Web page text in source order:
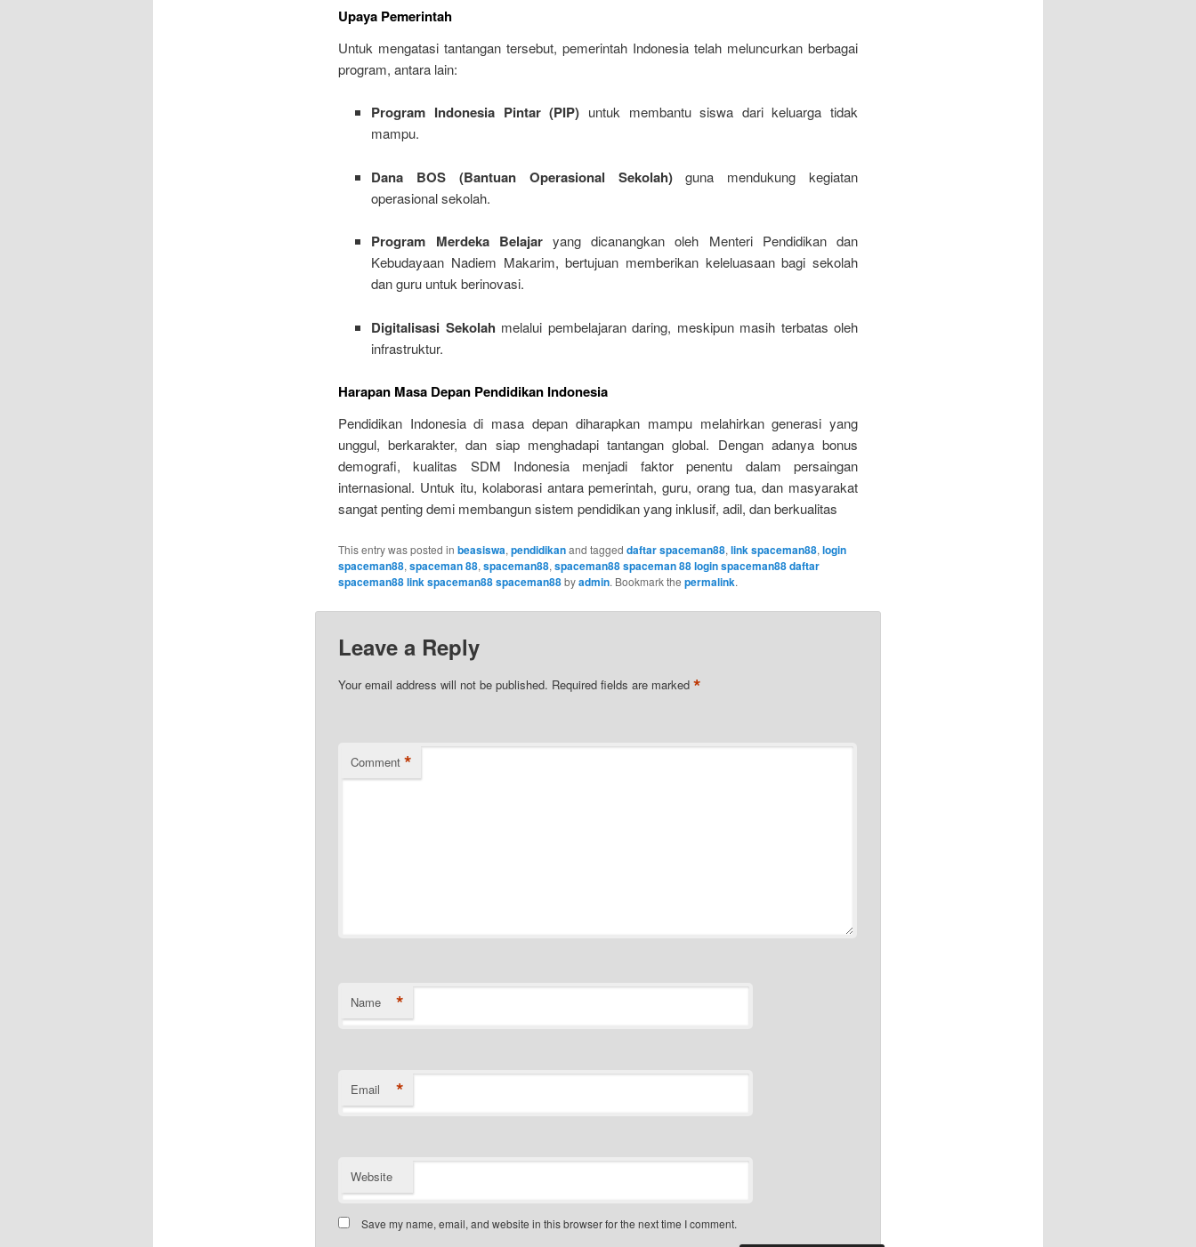
Upaya Pemerintah
Untuk mengatasi tantangan tersebut, pemerintah Indonesia telah meluncurkan berbagai
program, antara lain:
Program Indonesia Pintar (PIP) untuk membantu siswa dari keluarga tidak
mampu.
Dana BOS (Bantuan Operasional Sekolah)guna mendukung kegiatan
operasional sekolah.
Program Merdeka Belajaryang dicanangkan oleh Menteri Pendidikan dan
Kebudayaan Nadiem Makarim, bertujuan memberikan keleluasaan bagi sekolah
dan guru untuk berinovasi.
Digitalisasi Sekolah melalui pembelajaran daring, meskipun masih terbatas oleh
infrastruktur.
Harapan Masa Depan Pendidikan Indonesia
Pendidikan Indonesia di masa depan diharapkan mampu melahirkan generasi yang
unggul, berkarakter, dan siap menghadapi tantangan global. Dengan adanya bonus
demografi, kualitas SDM Indonesia menjadi faktor penentu dalam persaingan
internasional. Untuk itu, kolaborasi antara pemerintah, guru, orang tua, dan masyarakat
sangat penting demi membangun sistem pendidikan yang inklusif, adil, dan berkualitas
This entry was posted in beasiswa, pendidikanand tagged daftar spaceman88, link spaceman88, login
spaceman88, spaceman 88, spaceman88, spaceman88 spaceman 88 login spaceman88 daftar
spaceman88 link spaceman88 spaceman88byadmin. Bookmark the permalink.
Leave a Reply
Your email address will not be published. Required fields are marked *
Comment *
Name *
Email *
Website
Save my name, email, and website in this browser for the next time I comment.